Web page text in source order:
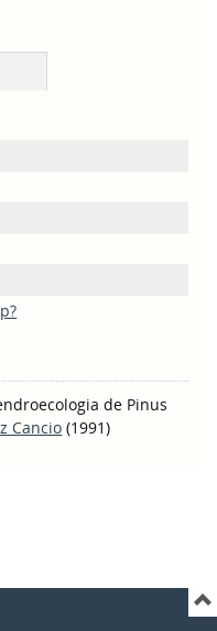
de Pinus
Cancio (1991)